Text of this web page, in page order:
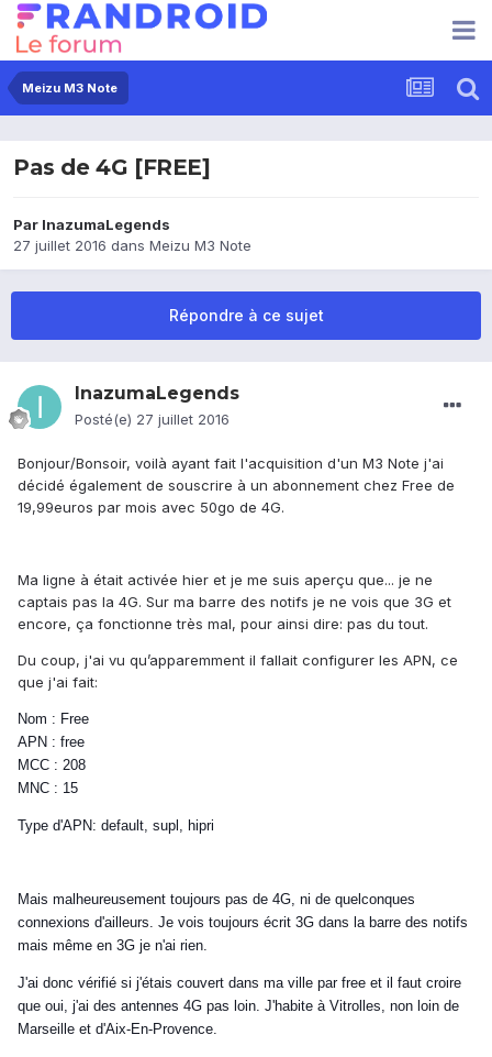
Meizu M3 Note
Pas de 4G [FREE]
Par InazumaLegends
27 juillet 2016 dans Meizu M3 Note
Répondre à ce sujet
InazumaLegends
Posté(e) 27 juillet 2016
Bonjour/Bonsoir, voilà ayant fait l'acquisition d'un M3 Note j'ai
décidé également de souscrire à un abonnement chez Free de
19,99euros par mois avec 50go de 4G.
Ma ligne à était activée hier et je me suis aperçu que... je ne
captais pas la 4G. Sur ma barre des notifs je ne vois que 3G et
encore, ça fonctionne très mal, pour ainsi dire: pas du tout.
Du coup, j'ai vu qu’apparemment il fallait configurer les APN, ce
que j'ai fait:
Nom : Free
APN : free
MCC : 208
MNC : 15
Type d'APN: default, supl, hipri
Mais malheureusement toujours pas de 4G, ni de quelconques
connexions d'ailleurs. Je vois toujours écrit 3G dans la barre des notifs
mais même en 3G je n'ai rien.
J'ai donc vérifié si j'étais couvert dans ma ville par free et il faut croire
que oui, j'ai des antennes 4G pas loin. J'habite à Vitrolles, non loin de
Marseille et d'Aix-En-Provence.